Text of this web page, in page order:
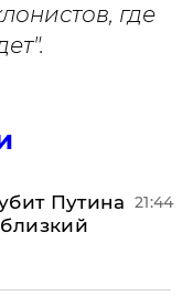
где
Путина 21:44